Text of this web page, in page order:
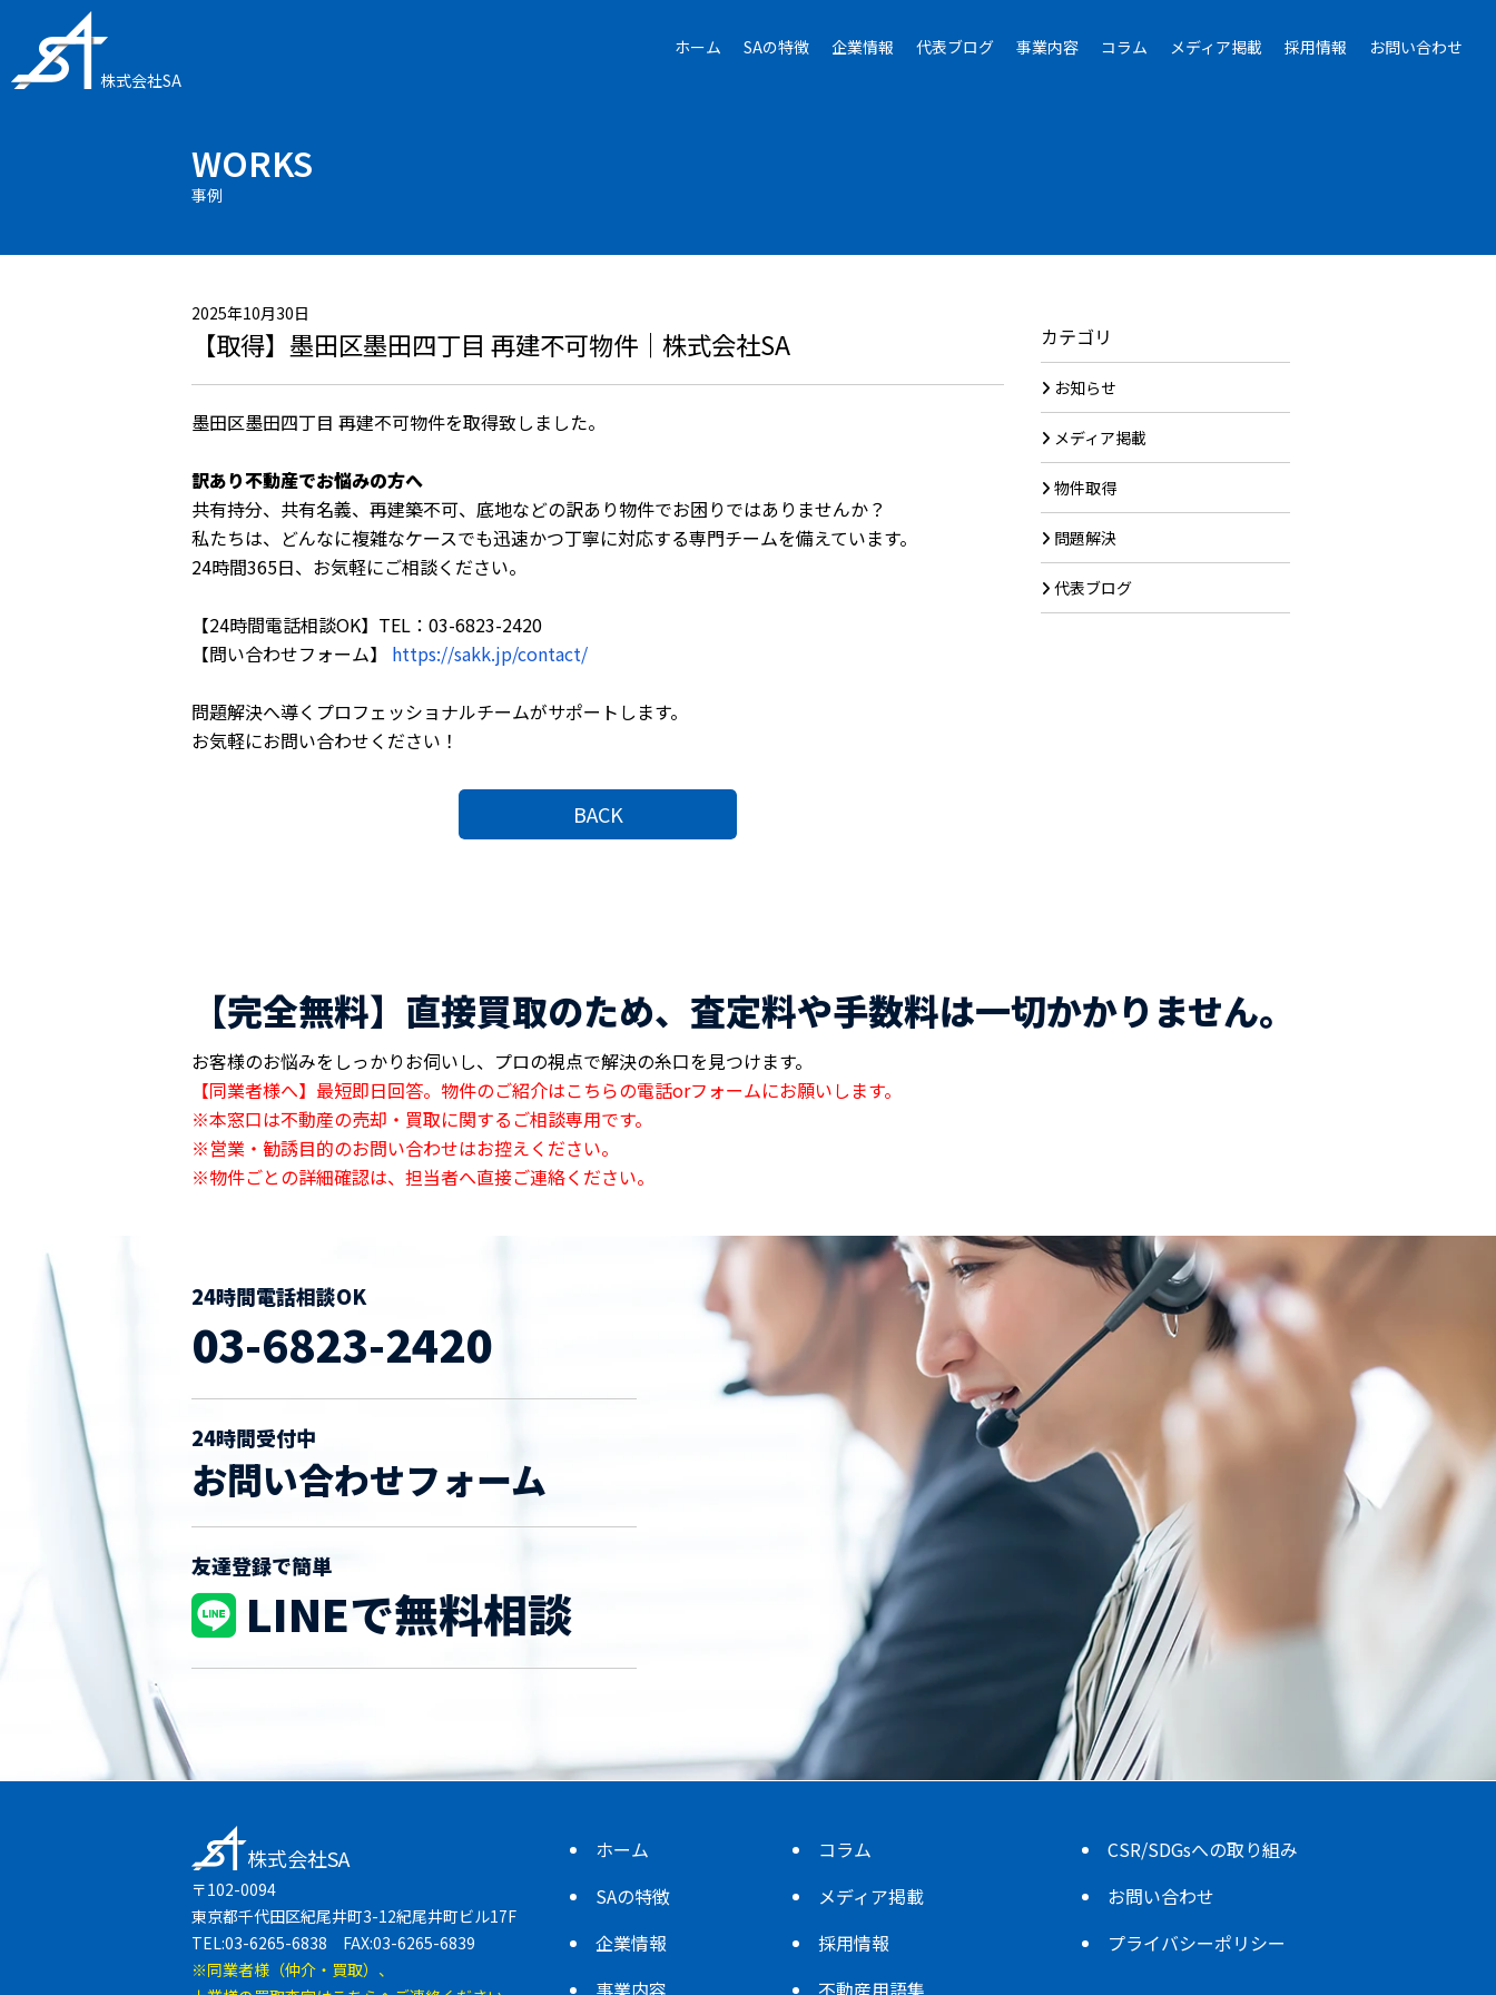
株式会社SA
ホーム SAの特徴 企業情報 代表ブログ 事業内容 コラム メディア掲載 採用情報 お問い合わせ
WORKS
事例
2025年10月30日
【取得】墨田区墨田四丁目 再建不可物件｜株式会社SA
墨田区墨田四丁目 再建不可物件を取得致しました。
訳あり不動産でお悩みの方へ
共有持分、共有名義、再建築不可、底地などの訳あり物件でお困りではありませんか？
私たちは、どんなに複雑なケースでも迅速かつ丁寧に対応する専門チームを備えています。
24時間365日、お気軽にご相談ください。
【24時間電話相談OK】TEL：03-6823-2420
【問い合わせフォーム】 https://sakk.jp/contact/
問題解決へ導くプロフェッショナルチームがサポートします。
お気軽にお問い合わせください！
BACK
カテゴリ
お知らせ
メディア掲載
物件取得
問題解決
代表ブログ
【完全無料】直接買取のため、査定料や手数料は一切かかりません。
お客様のお悩みをしっかりお伺いし、プロの視点で解決の糸口を見つけます。
【同業者様へ】最短即日回答。物件のご紹介はこちらの電話orフォームにお願いします。
※本窓口は不動産の売却・買取に関するご相談専用です。
※営業・勧誘目的のお問い合わせはお控えください。
※物件ごとの詳細確認は、担当者へ直接ご連絡ください。
24時間電話相談OK
03-6823-2420
24時間受付中
お問い合わせフォーム
友達登録で簡単
LINEで無料相談
株式会社SA
〒102-0094
東京都千代田区紀尾井町3-12紀尾井町ビル17F
TEL:03-6265-6838 FAX:03-6265-6839
※同業者様（仲介・買取）、
ホーム
SAの特徴
企業情報
事業内容
コラム
メディア掲載
採用情報
不動産用語集
CSR/SDGsへの取り組み
お問い合わせ
プライバシーポリシー